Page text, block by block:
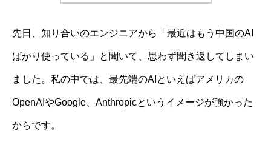
先日、知り合いのエンジニアから「最近はもう中国のAI
ばかり使っている」と聞いて、思わず聞き返してしまい
ました。私の中では、最先端のAIといえばアメリカの
OpenAIやGoogle、Anthropicというイメージが強かった
からです。